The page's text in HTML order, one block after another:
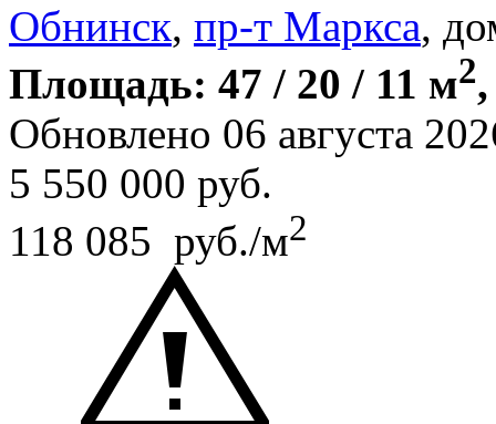
Обнинск, пр-т Маркса,
Площадь: 47 / 20 / 11 м2
Обновлено 06 августа
5 550 000 руб.
118 085 руб./м2